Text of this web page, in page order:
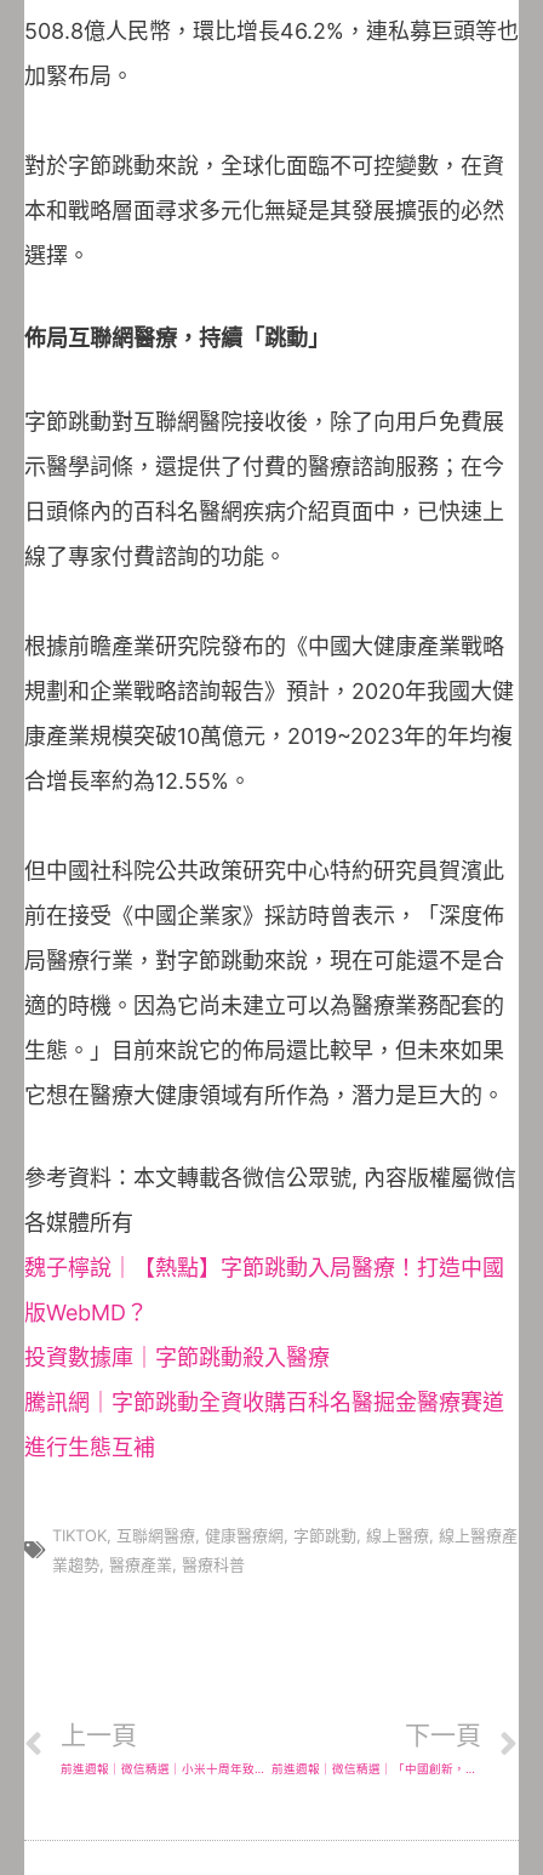
508.8億人民幣，環比增長46.2%，連私募巨頭等也
加緊布局。
對於字節跳動來說，全球化面臨不可控變數，在資
本和戰略層面尋求多元化無疑是其發展擴張的必然
選擇。
佈局互聯網醫療，持續「跳動」
字節跳動對互聯網醫院接收後，除了向用戶免費展
示醫學詞條，還提供了付費的醫療諮詢服務；在今
日頭條內的百科名醫網疾病介紹頁面中，已快速上
線了專家付費諮詢的功能。
根據前瞻產業研究院發布的《中國大健康產業戰略
規劃和企業戰略諮詢報告》預計，2020年我國大健
康產業規模突破10萬億元，2019~2023年的年均複
合增長率約為12.55%。
但中國社科院公共政策研究中心特約研究員賀濱此
前在接受《中國企業家》採訪時曾表示，「深度佈
局醫療行業，對字節跳動來說，現在可能還不是合
適的時機。因為它尚未建立可以為醫療業務配套的
生態。」目前來說它的佈局還比較早，但未來如果
它想在醫療大健康領域有所作為，潛力是巨大的。
參考資料：本文轉載各微信公眾號, 內容版權屬微信
各媒體所有
魏子檸說｜【熱點】字節跳動入局醫療！打造中國
版WebMD？
投資數據庫｜字節跳動殺入醫療
騰訊網｜字節跳動全資收購百科名醫掘金醫療賽道
進行生態互補
TIKTOK 互聯網醫療 健康醫療網 字節跳動 線上醫療 線上醫療產
業趨勢 醫療產業 醫療科普
上一頁 下一頁